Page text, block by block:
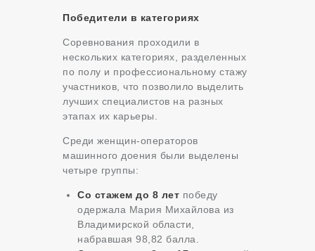
Победители в категориях
Соревнования проходили в
нескольких категориях, разделенных
по полу и профессиональному стажу
участников, что позволило выделить
лучших специалистов на разных
этапах их карьеры.
Среди женщин-операторов
машинного доения были выделены
четыре группы:
Со стажем до 8 лет победу
одержала Мария Михайлова из
Владимирской области,
набравшая 98,82 балла.